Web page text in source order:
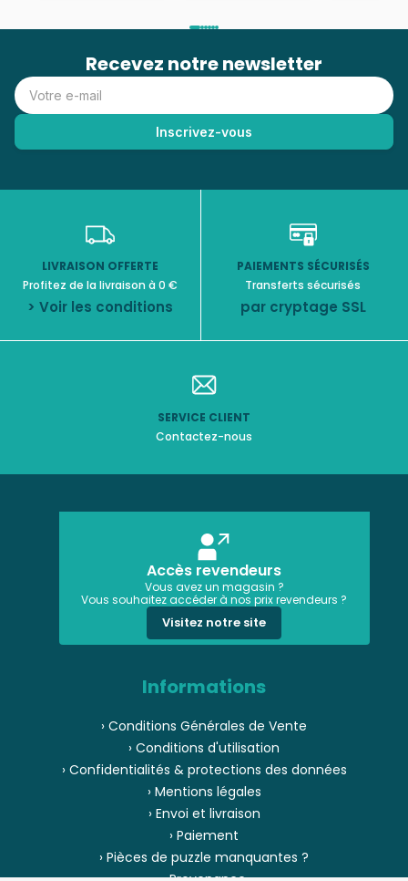
Recevez notre newsletter
LIVRAISON OFFERTE
Profitez de la livraison à 0 €
> Voir les conditions
PAIEMENTS SÉCURISÉS
Transferts sécurisés
par cryptage SSL
SERVICE CLIENT
Contactez-nous
Accès revendeurs
Vous avez un magasin ?
Vous souhaitez accéder à nos prix revendeurs ?
Visitez notre site
Informations
› Conditions Générales de Vente
› Conditions d'utilisation
› Confidentialités & protections des données
› Mentions légales
› Envoi et livraison
› Paiement
› Pièces de puzzle manquantes ?